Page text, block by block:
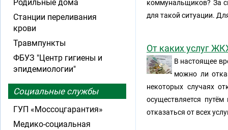
коммунальщиков? За
для такой ситуации.
От каких услуг
В настоящее
можно ли
некоторых случаях
осуществляется
отказаться от всех
Родильные дома
Станции переливания
крови
Травмпункты
ФБУЗ "Центр гигиены и
эпидемиологии"
Социальные службы
ГУП «Моссоцгарантия»
Медико-социальная